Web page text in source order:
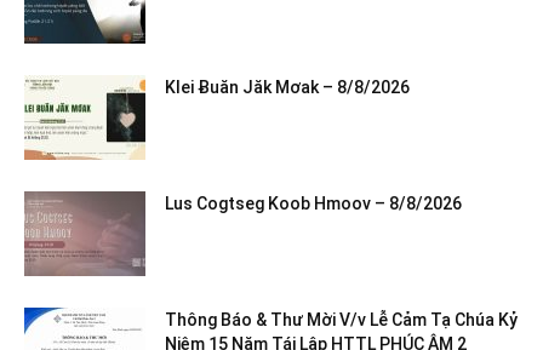
Klei Ƀuăn Jăk Mơak – 8/8/2026
Lus Cogtseg Koob Hmoov – 8/8/2026
Thông Báo & Thư Mời V/v Lễ Cảm Tạ Chúa Kỷ
Niệm 15 Năm Tái Lập HTTL PHÚC ÂM 2